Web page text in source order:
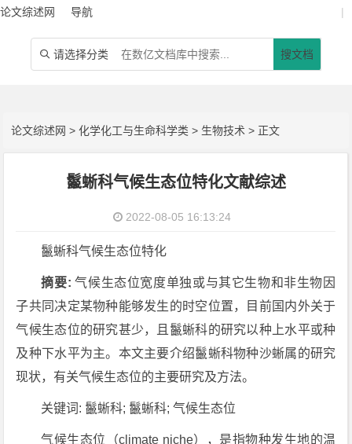
论文综述网 导航 |
 请选择分类 搜文档
论文综述网 >化学化工与生命科学类 > 生物技术 > 正文
鬣蜥科气候生态位特化文献综述
2022-08-05 16:13:24
鬣蜥科气候生态位特化
摘要:气候生态位宽度单独或与其它生物和非生物因
子共同决定某物种能够发生的时空位置，目前国内外关于
气候生态位的研究甚少，且鬣蜥科的研究以种上水平或种
及种下水平为主。本文主要介绍鬣蜥科物种沙蜥属的研究
现状，有关气候生态位的主要研究及方法。
关键词: 鬣蜥科; 鬣蜥科; 气候生态位
气候生态位（climate niche），是指物种发生地的温